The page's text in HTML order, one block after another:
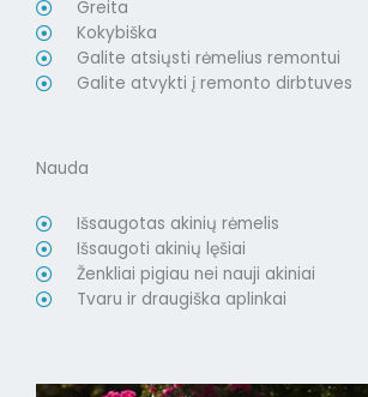
Greita
Kokybiška
Galite atsiųsti rėmelius remontui
Galite atvykti į remonto dirbtuves
Nauda
Išsaugotas akinių rėmelis
Išsaugoti akinių lęšiai
Ženkliai pigiau nei nauji akiniai
Tvaru ir draugiška aplinkai